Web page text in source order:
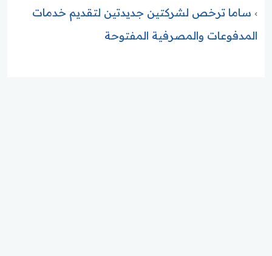
ساما ترخص لشركتين جديدتين لتقديم خدمات
المدفوعات والمصرفية المفتوحة